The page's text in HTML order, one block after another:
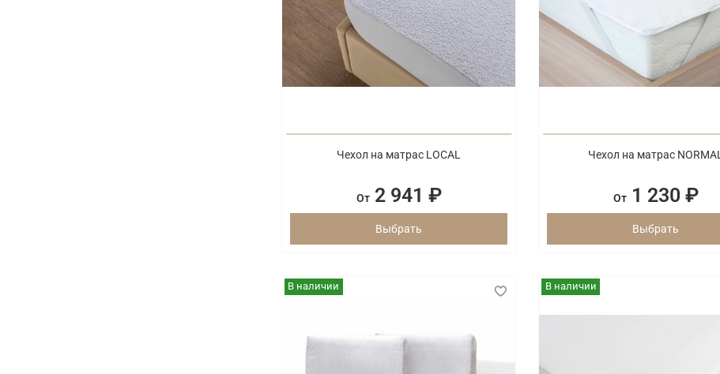
Чехол на матрас LOCAL
От2 941 ₽
Выбрать
Чехол на матрас NORMAL
От1 230 ₽
Выбрать
В наличии В наличии